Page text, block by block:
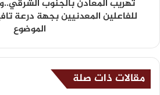
تهريب المعادن بالجنوب
للفاعلين المعدنيين بجهة درعة
الموضوع
مقالات ذات صلة